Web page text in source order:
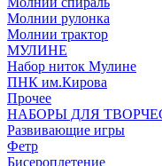
Молнии рулонка
Молнии трактор
МУЛИНЕ
Набор ниток Мулине
ПНК им.Кирова
Прочее
НАБОРЫ ДЛЯ
Развивающие игры
Фетр
Бисероплетение